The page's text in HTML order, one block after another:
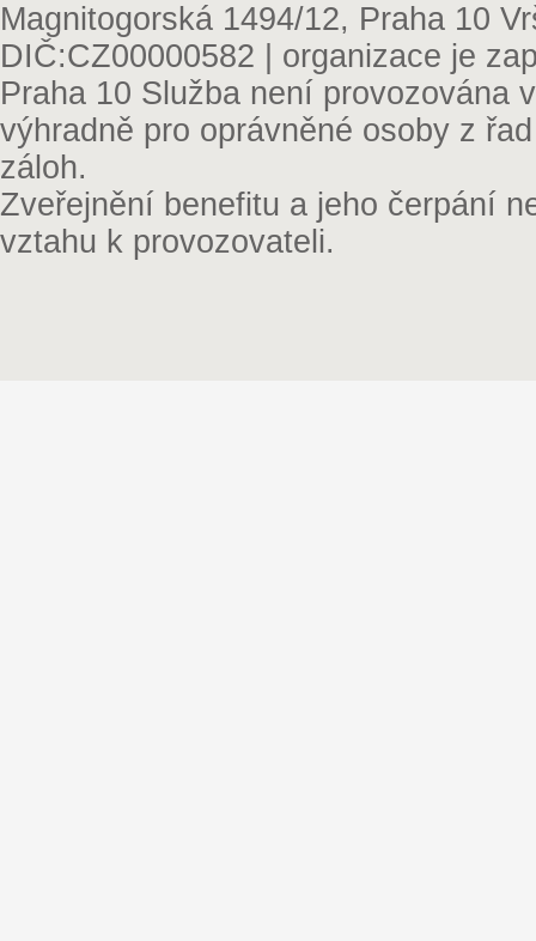
Magnitogorská 1494/12, Praha 10
DIČ:CZ00000582 | organizace je
Praha 10 Služba není provozována
výhradně pro oprávněné osoby z
záloh.
Zveřejnění benefitu a jeho čerpání
vztahu k provozovateli.